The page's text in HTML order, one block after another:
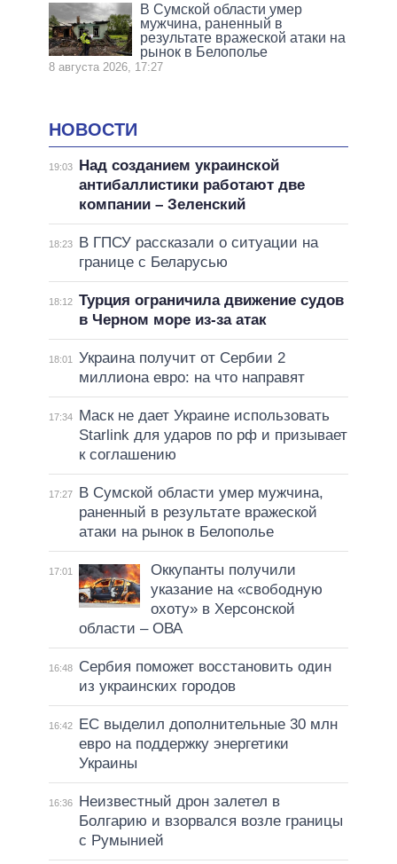
В Сумской области умер
мужчина, раненный в
результате вражеской атаки на
рынок в Белополье
8 августа 2026, 17:27
НОВОСТИ
19:03
Над созданием украинской
антибаллистики работают две
компании – Зеленский
18:23
В ГПСУ рассказали о ситуации на
границе с Беларусью
18:12 Турция ограничила движение судов
в Черном море из-за атак
18:01 Украина получит от Сербии 2
миллиона евро: на что направят
17:34
Маск не дает Украине использовать
Starlink для ударов по рф и призывает
к соглашению
17:27
В Сумской области умер мужчина,
раненный в результате вражеской
атаки на рынок в Белополье
17:01
Оккупанты получили
указание на «свободную
охоту» в Херсонской
области – ОВА
16:48
Сербия поможет восстановить один
из украинских городов
16:42
ЕС выделил дополнительные 30 млн
евро на поддержку энергетики
Украины
16:36
Неизвестный дрон залетел в
Болгарию и взорвался возле границы
с Румынией